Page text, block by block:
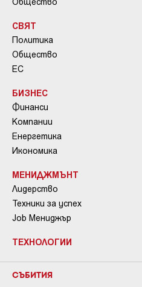
СВЯТ
Политика
Общество
ЕС
БИЗНЕС
Финанси
Компании
Енергетика
Икономика
МЕНИДЖМЪНТ
Лидерство
Техники за успех
Job Мениджър
ТЕХНОЛОГИИ
СЪБИТИЯ